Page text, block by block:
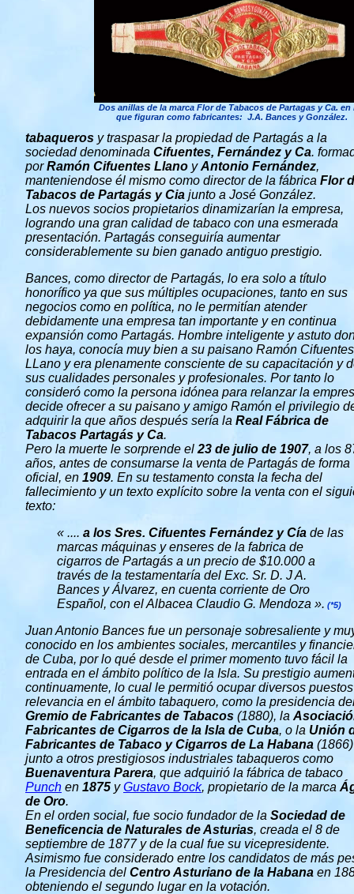
Dos anillas de la marca Flor de Tabacos de Partagas y Ca. en
que figuran como fabricantes: J.A. Bances y González.
tabaqueros y traspasar la propiedad de Partagás a la
sociedad denominada Cifuentes, Fernández y Ca.
porRamón Cifuentes Llano yAntonio Fernández,
manteniendose él mismo como director de la fábrica Flor
Tabacos de Partagás y Cia junto a José González.
Los nuevos socios propietarios dinamizarían la empresa,
logrando una gran calidad de tabaco con una esmerada
presentación. Partagás conseguiría aumentar
considerablemente su bien ganado antiguo prestigio.
Bances, como director de Partagás, lo era solo a título
honorífico ya que sus múltiples ocupaciones, tanto en sus
negocios como en política, no le permitían atender
debidamente una empresa tan importante y en continua
expansión como Partagás. Hombre inteligente y astuto
los haya, conocía muy bien a su paisano Ramón Cifuentes
LLano y era plenamente consciente de su capacitación y
sus cualidades personales y profesionales. Por tanto lo
consideró como la persona idónea para relanzar la
decide ofrecer a su paisano y amigo Ramón el privilegio
adquirir la que años después sería la Real Fábrica de
Tabacos Partagás y Ca.
Pero la muerte le sorprende el 23 de julio de 1907, a los
años, antes de consumarse la venta de Partagás de forma
oficial, en 1909. En su testamento consta la fecha del
fallecimiento y un texto explícito sobre la venta con el
texto:
« .... a los Sres. Cifuentes Fernández y Cía de las
marcas máquinas y enseres de la fabrica de
cigarros de Partagás a un precio de $10.000 a
través de la testamentaría del Exc. Sr. D. J A.
Bances y Álvarez, en cuenta corriente de Oro
Español, con el Albacea Claudio G. Mendoza ». (*5)
Juan Antonio Bances fue un personaje sobresaliente y
conocido en los ambientes sociales, mercantiles y
de Cuba, por lo qué desde el primer momento tuvo fácil la
entrada en el ámbito político de la Isla. Su prestigio
continuamente, lo cual le permitió ocupar diversos
relevancia en el ámbito tabaquero, como la presidencia
Gremio de Fabricantes de Tabacos (1880), la
Fabricantes de Cigarros de la Isla de Cuba, o la Unión
Fabricantes de Tabaco y Cigarros de La Habana (1866)
junto a otros prestigiosos industriales tabaqueros como
Buenaventura Parera, que adquirió la fábrica de tabaco
Punch en 1875 yGustavo Bock, propietario de la marca
de Oro.
En el orden social, fue socio fundador de la Sociedad de
Beneficencia de Naturales de Asturias, creada el 8 de
septiembre de 1877 y de la cual fue su vicepresidente.
Asimismo fue considerado entre los candidatos de más
la Presidencia del Centro Asturiano de la Habana en
obteniendo el segundo lugar en la votación.